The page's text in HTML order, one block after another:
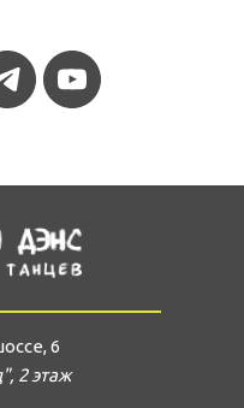
6
2 этаж